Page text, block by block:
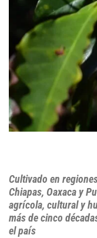
Cultivado en
Chiapas, Oaxaca y
agrícola, cultural y
más de cinco
el país